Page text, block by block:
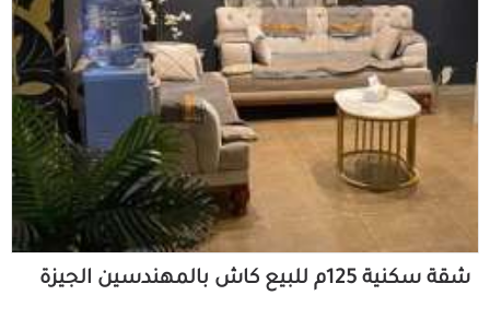
شقة سكنية 125م للبيع كاش بالمهندسين الجيزة